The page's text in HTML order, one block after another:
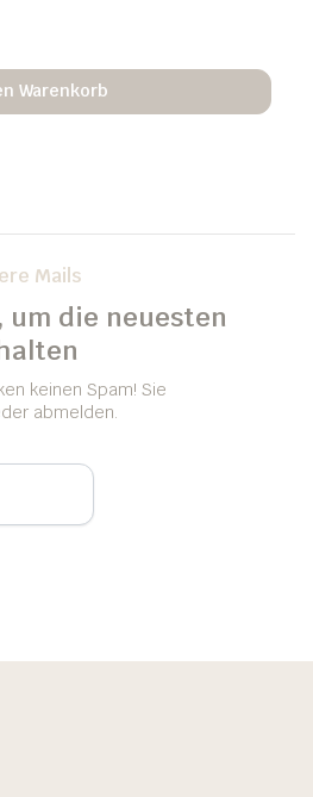
Warenkorb
Mails
um die neuesten
keinen Spam! Sie
abmelden.